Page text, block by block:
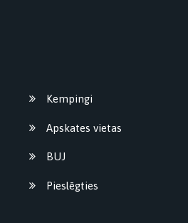
Kempingi
Apskates vietas
BUJ
Pieslēgties